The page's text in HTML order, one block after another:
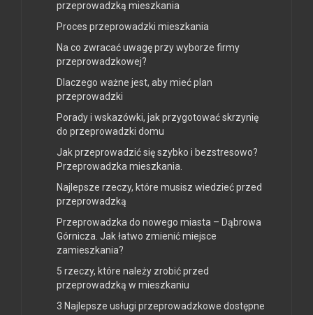
przeprowadzką mieszkania
Proces przeprowadzki mieszkania
Na co zwracać uwagę przy wyborze firmy
przeprowadzkowej?
Dlaczego ważne jest, aby mieć plan
przeprowadzki
Porady i wskazówki, jak przygotować skrzynię
do przeprowadzki domu
Jak przeprowadzić się szybko i bezstresowo?
Przeprowadzka mieszkania.
Najlepsze rzeczy, które musisz wiedzieć przed
przeprowadzką
Przeprowadzka do nowego miasta – Dąbrowa
Górnicza. Jak łatwo zmienić miejsce
zamieszkania?
5 rzeczy, które należy zrobić przed
przeprowadzką w mieszkaniu
3 Najlepsze usługi przeprowadzkowe dostępne